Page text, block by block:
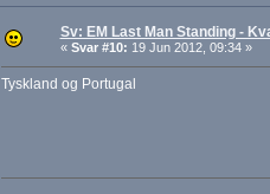
Sv: EM Last Man Standing -
« Svar #10: 19 Jun 2012, 09:34 »
Tyskland og Portugal